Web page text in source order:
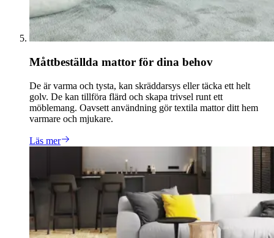
Måttbeställda mattor för dina behov
De är varma och tysta, kan skräddarsys eller täcka ett helt
golv. De kan tillföra flärd och skapa trivsel runt ett
möblemang. Oavsett användning gör textila mattor ditt hem
varmare och mjukare.
Läs mer